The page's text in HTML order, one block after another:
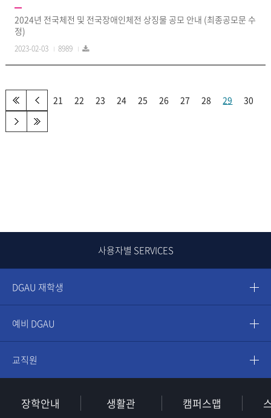
2024년 전국체전 및 전국장애인체전 상징물 공모 안내 (최종공모문 수
정)
2023-02-03 8989
21 22 23 24 25 26 27 28 29 30
사용자별 SERVICES
DGAU 재학생
예비 DGAU
교직원
장학안내 생활관 캠퍼스맵